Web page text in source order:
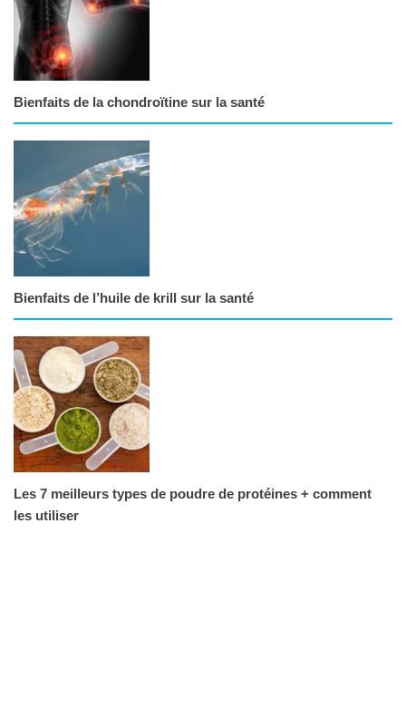
Bienfaits de la chondroïtine sur la santé
Bienfaits de l’huile de krill sur la santé
Les 7 meilleurs types de poudre de protéines + comment
les utiliser